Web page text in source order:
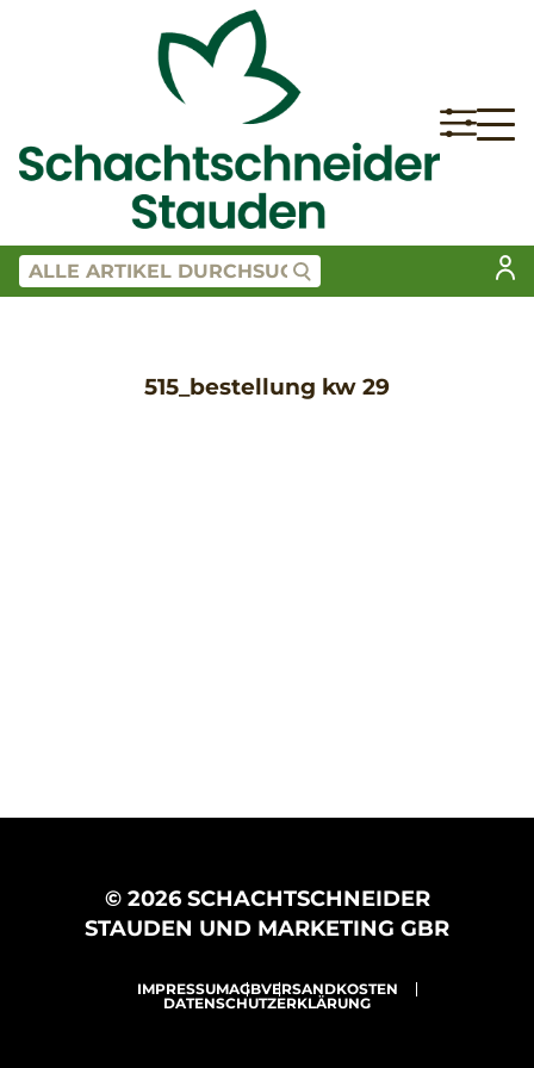
515_bestellung kw 29
© 2026 SCHACHTSCHNEIDER
STAUDEN UND MARKETING GBR
IMPRESSUMAGBVERSANDKOSTEN
DATENSCHUTZERKLÄRUNG